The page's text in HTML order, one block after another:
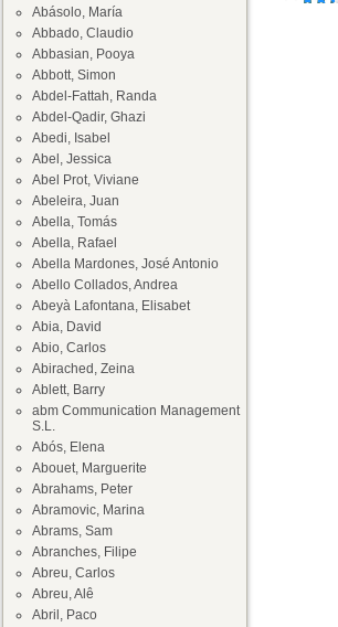
Abásolo, María
Abbado, Claudio
Abbasian, Pooya
Abbott, Simon
Abdel-Fattah, Randa
Abdel-Qadir, Ghazi
Abedi, Isabel
Abel, Jessica
Abel Prot, Viviane
Abeleira, Juan
Abella, Tomás
Abella, Rafael
Abella Mardones, José Antonio
Abello Collados, Andrea
Abeyà Lafontana, Elisabet
Abia, David
Abio, Carlos
Abirached, Zeina
Ablett, Barry
abm Communication Management
S.L.
Abós, Elena
Abouet, Marguerite
Abrahams, Peter
Abramovic, Marina
Abrams, Sam
Abranches, Filipe
Abreu, Carlos
Abreu, Alê
Abril, Paco